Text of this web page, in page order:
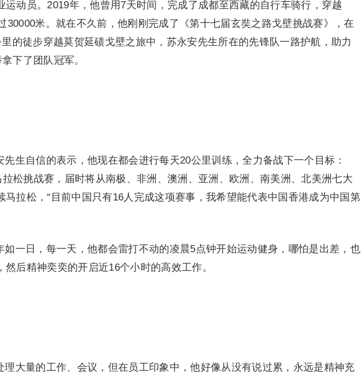
运动员。2019年，他曾用7天时间，完成了成都至西藏的自行车骑行，穿越
30000米。就在不久前，他刚刚完成了《第十七届玄奘之路戈壁挑战赛》，在
的徒步穿越莫贺延碛戈壁之旅中，苏永安先生所在的先锋队一路护航，助力
下了团队冠军。
先生自信的表示，他现在都会进行每天20公里训练，全力备战下一个目标：
拉松挑战赛，届时将从南极、非洲、澳洲、亚洲、欧洲、南美洲、北美洲七大
马拉松，“目前中国只有16人完成这项赛事，我希望能代表中国香港成为中国第
如一日，每一天，他都会雷打不动的凌晨5点钟开始运动健身，哪怕是出差，也
然后精神奕奕的开启近16个小时的高效工作。
理大量的工作、会议，但在员工印象中，他好像从没有说过累，永远是精神充